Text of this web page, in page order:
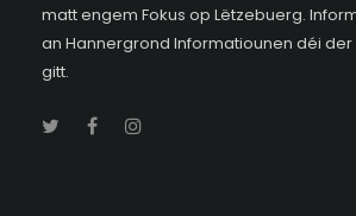
matt engem Fokus op Lëtzebuerg.
an Hannergrond Informatiounen déi der
gitt.